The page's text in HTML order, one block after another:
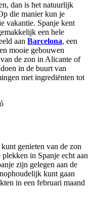
dan is het natuurlijk
die manier kun je
vakantie. Spanje kent
een hele
aan Barcelona, een
mooie gebouwen
de zon in Alicante of
in de buurt van
met ingrediënten tot
genieten van de zon
in Spanje echt aan
zijn gelegen aan de
kunt gaan
in een februari maand